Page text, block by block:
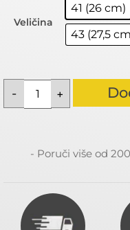
Veličina
41 (26 cm)
43 (27,5
- Poruči više od